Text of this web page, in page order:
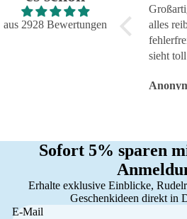
aus 2928 Bewertungen
alles
sieht
Sofort 5% sparen
Erhalte exklusive Einblicke,
Geschenkideen direkt in
E-Mail